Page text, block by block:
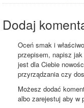
Dodaj
Oceń smak i
przepisem, napisz
jest dla Ciebie
przyrządzania czy
Możesz dodać
albo zarejestuj aby w